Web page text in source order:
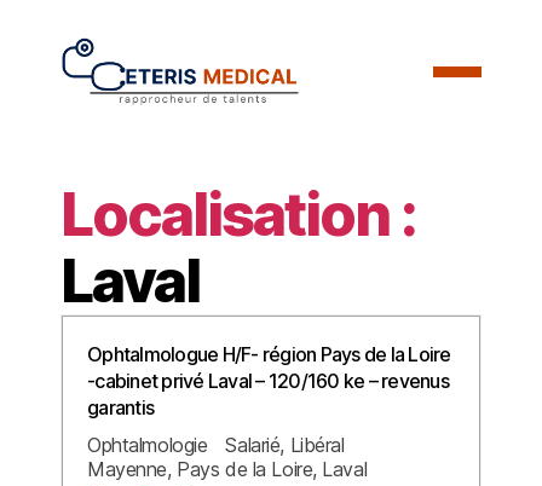
Localisation :
Laval
Ophtalmologue H/F- région Pays de la Loire
-cabinet privé Laval – 120/160 ke – revenus
garantis
Ophtalmologie
Salarié Libéral
Mayenne Pays de la Loire Laval